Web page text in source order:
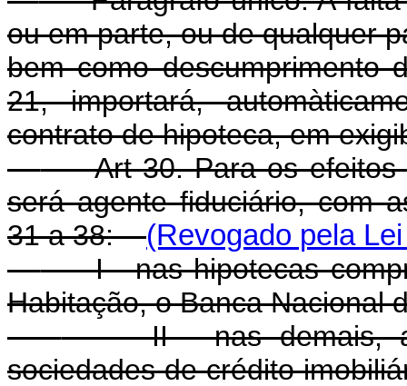
ou em parte, ou de qualquer
bem como descumprimento
21, importará,
contrato de hipoteca, em
Art 30. Para os efeitos
será agente fiduciário, com
31 a 38:(Revogado pela
I - nas hipotecas
Habitação, o Banca Nacional
II - nas demais, as
sociedades de crédito